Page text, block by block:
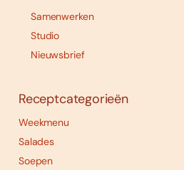
Samenwerken
Studio
Nieuwsbrief
Receptcategorieën
Weekmenu
Salades
Soepen